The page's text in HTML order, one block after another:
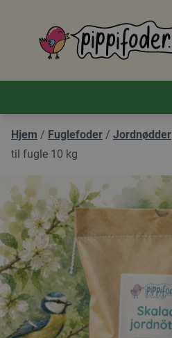
Pippifoder logo
Hjem / Fuglefoder / Jordnødder
til fugle 10 kg